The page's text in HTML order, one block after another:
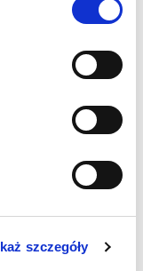
szczegóły
danych
newslettera